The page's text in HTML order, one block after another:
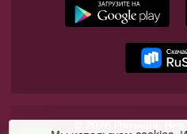
© 2026 Пятница.